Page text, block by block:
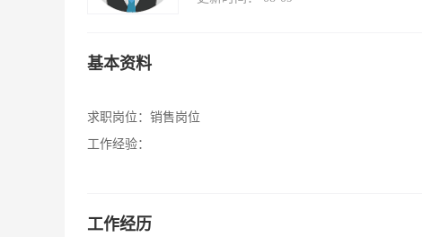
基本资料
求职岗位： 销售岗位
工作经验：
工作经历